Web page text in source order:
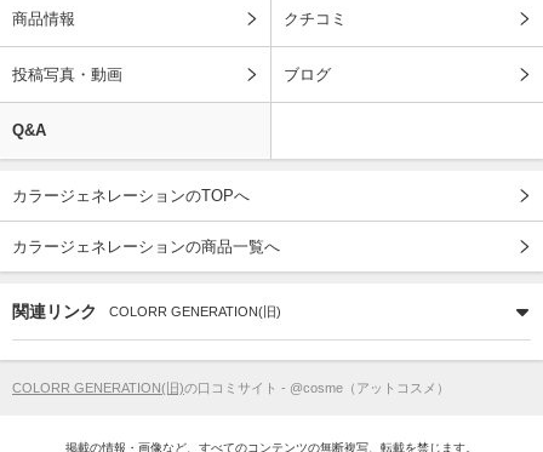
商品情報 クチコミ
投稿写真・動画 ブログ
Q&A
カラージェネレーションのTOPへ
カラージェネレーションの商品一覧へ
関連リンク COLORR GENERATION(旧)
COLORR GENERATION(旧)の口コミサイト - @cosme（アットコスメ）
掲載の情報・画像など、すべてのコンテンツの無断複写、転載を禁じます。